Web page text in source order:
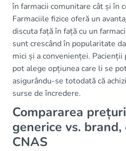
în farmacii comunitare cât și în
Farmaciile fizice oferă un
discuta față în față cu un
sunt crescând în popularitate
mici și a convenienței.
pot alege opțiunea care li se
asigurându-se totodată că
surse de încredere.
Compararea
generice vs.
CNAS